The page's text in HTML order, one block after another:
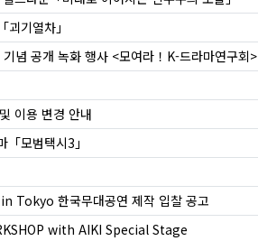
기열차」
념 공개 녹화 행사 <모여라！K-드라마연구회>
이용 변경 안내
모범택시3」
Tokyo 한국무대공연 제작 입찰 공고
with AIKI Special Stage